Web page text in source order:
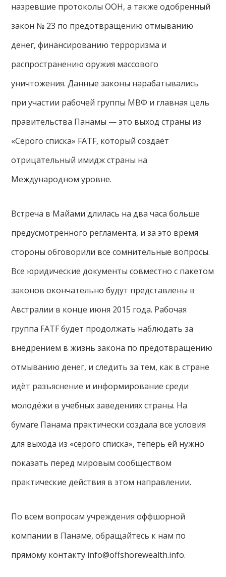
назревшие протоколы ООН, а также одобренный
закон № 23 по предотвращению отмыванию
денег, финансированию терроризма и
распространению оружия массового
уничтожения. Данные законы нарабатывались
при участии рабочей группы МВФ и главная цель
правительства Панамы — это выход страны из
«Серого списка» FATF, который создаёт
отрицательный имидж страны на
Международном уровне.
Встреча в Майами длилась на два часа больше
предусмотренного регламента, и за это время
стороны обговорили все сомнительные вопросы.
Все юридические документы совместно с пакетом
законов окончательно будут представлены в
Австралии в конце июня 2015 года. Рабочая
группа FATF будет продолжать наблюдать за
внедрением в жизнь закона по предотвращению
отмыванию денег, и следить за тем, как в стране
идёт разъяснение и информирование среди
молодёжи в учебных заведениях страны. На
бумаге Панама практически создала все условия
для выхода из «серого списка», теперь ей нужно
показать перед мировым сообществом
практические действия в этом направлении.
По всем вопросам учреждения оффшорной
компании в Панаме, обращайтесь к нам по
прямому контакту info@offshorewealth.info.